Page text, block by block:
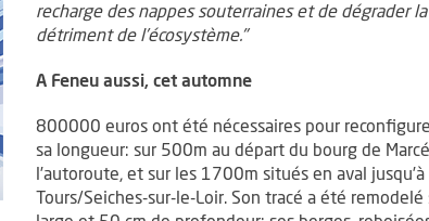
recharge des nappes souterraines et de dégrader
détriment de l’écosystème."
A Feneu aussi, cet automne
800000 euros ont été nécessaires pour
sa longueur: sur 500m au départ du bourg de
l’autoroute, et sur les 1700m situés en aval
Tours/Seiches-sur-le-Loir. Son tracé a été